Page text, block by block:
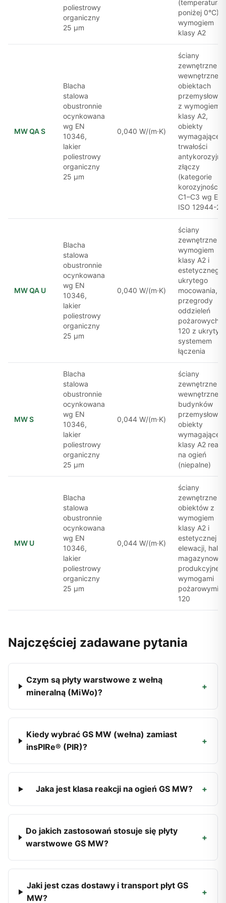
poliestrowy
organiczny
25 μm
(temperatura
poniżej 0°C) z
wymogiem
klasy A2
MW QA S
Blacha
stalowa
obustronnie
ocynkowana
wg EN
10346,
lakier
poliestrowy
organiczny
25 μm
0,040 W/(m·K)
ściany
zewnętrzne i
wewnętrzne w
obiektach
z wymogiem
klasy A2,
obiekty
wymagające
trwałości
antykorozyjnej
złączy
(kategorie
korozyjności
C1–C3 wg EN
ISO 12944-2)
MW QA U
Blacha
stalowa
obustronnie
ocynkowana
wg EN
10346,
lakier
poliestrowy
organiczny
25 μm
0,040 W/(m·K)
ściany
zewnętrzne z
wymogiem
klasy A2 i
estetycznego
ukrytego
mocowania,
przegrody
oddzieleń
pożarowych
120 z ukrytym
systemem
łączenia
MW S
Blacha
stalowa
obustronnie
ocynkowana
wg EN
10346,
lakier
poliestrowy
organiczny
25 μm
0,044 W/(m·K)
ściany
zewnętrzne i
wewnętrzne
budynków
obiekty
wymagające
klasy A2
na ogień
(niepalne)
MW U
Blacha
stalowa
obustronnie
ocynkowana
wg EN
10346,
lakier
poliestrowy
organiczny
25 μm
0,044 W/(m·K)
ściany
zewnętrzne
obiektów z
wymogiem
klasy A2 i
estetycznej
elewacji, hale
magazynowe i
produkcyjne z
wymogami
pożarowymi EI
120
Najczęściej zadawane pytania
Czym są płyty warstwowe z wełną
mineralną (MiWo)?
+
Kiedy wybrać GS MW (wełna) zamiast
insPIRe® (PIR)?
+
Jaka jest klasa reakcji na ogień GS MW? +
Do jakich zastosowań stosuje się płyty
warstwowe GS MW?
+
Jaki jest czas dostawy i transport płyt GS
MW?
+